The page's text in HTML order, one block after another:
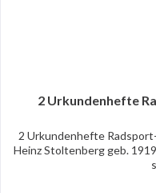
2 Urkundenhefte
2 Urkundenhefte
Heinz Stoltenberg geb.